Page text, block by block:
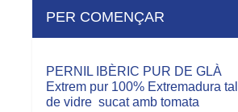
PER COMENÇAR
PERNIL IBÈRIC PUR DE GLÀ
Extrem pur 100% Extremadura
de vidre sucat amb tomata